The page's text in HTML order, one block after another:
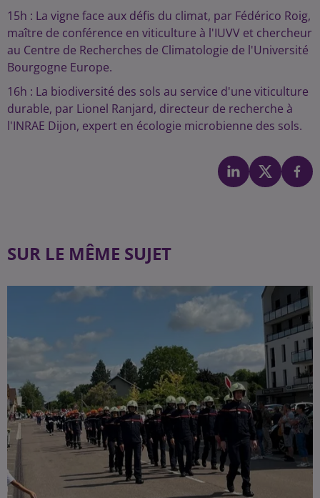
15h : La vigne face aux défis du climat, par Fédérico Roig,
maître de conférence en viticulture à l'IUVV et chercheur
au Centre de Recherches de Climatologie de l'Université
Bourgogne Europe.
16h : La biodiversité des sols au service d'une viticulture
durable, par Lionel Ranjard, directeur de recherche à
l'INRAE Dijon, expert en écologie microbienne des sols.
SUR LE MÊME SUJET